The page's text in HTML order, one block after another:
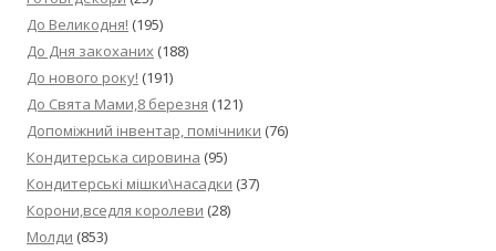
До Великодня! (195)
До Дня закоханих (188)
До нового року! (191)
До Свята Мами,8 березня (121)
Допоміжний інвентар, помічники (76)
Кондитерська сировина (95)
Кондитерські мішки\насадки (37)
Корони,вседля королеви (28)
Молди (853)